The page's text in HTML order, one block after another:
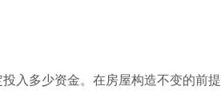
入多少资金。在房屋构造不变的前